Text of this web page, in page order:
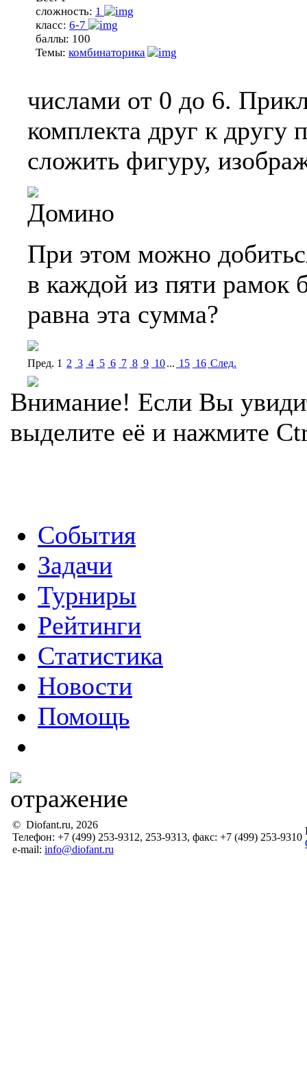
сложность: 1
класс: 6-7
баллы: 100
Темы: комбинаторика
числами от 0 до 6.
комплекта друг к
сложить фигуру,
При этом можно
в каждой из пяти
равна эта сумма?
Пред. 1 2 3 4 5 6 7 8 9 10... 15 16 Cлед.
Внимание! Если Вы
выделите её и нажмите
События
Задачи
Турниры
Рейтинги
Статистика
Новости
Помощь
© Diofant.ru, 2026
Телефон: +7 (499) 253-9312, 253-9313, факс: +7 (499) 253-9310
e-mail: info@diofant.ru